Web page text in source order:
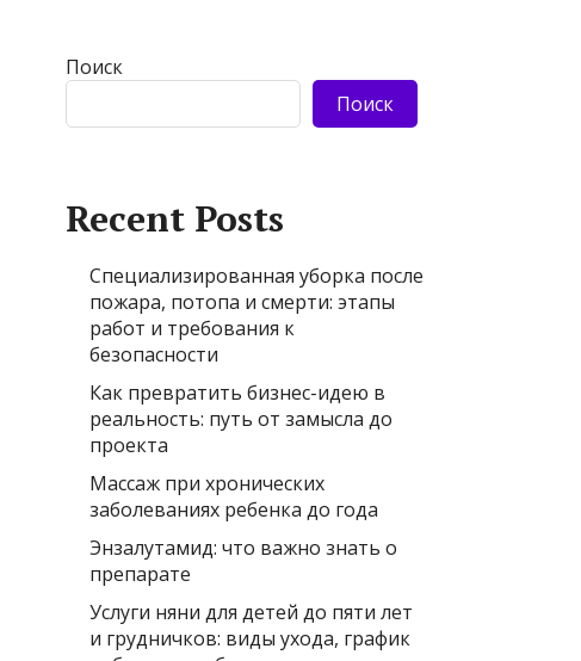
Поиск
Поиск
Recent Posts
Специализированная уборка после
пожара, потопа и смерти: этапы
работ и требования к
безопасности
Как превратить бизнес-идею в
реальность: путь от замысла до
проекта
Массаж при хронических
заболеваниях ребенка до года
Энзалутамид: что важно знать о
препарате
Услуги няни для детей до пяти лет
и грудничков: виды ухода, график